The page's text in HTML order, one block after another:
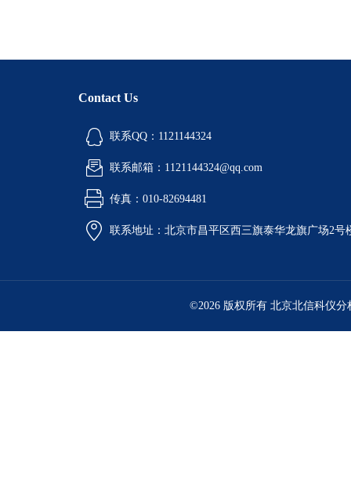
Contact Us
联系QQ：1121144324
联系邮箱：1121144324@qq.com
传真：010-82694481
联系地址：北京市昌平区西三旗泰华龙旗广场2号
©2026 版权所有 北京北信科仪